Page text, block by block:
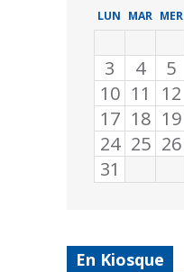
LUN MAR MER
3
4 5
10 11 12
17 18 19
24 25 26
31
En Kiosque